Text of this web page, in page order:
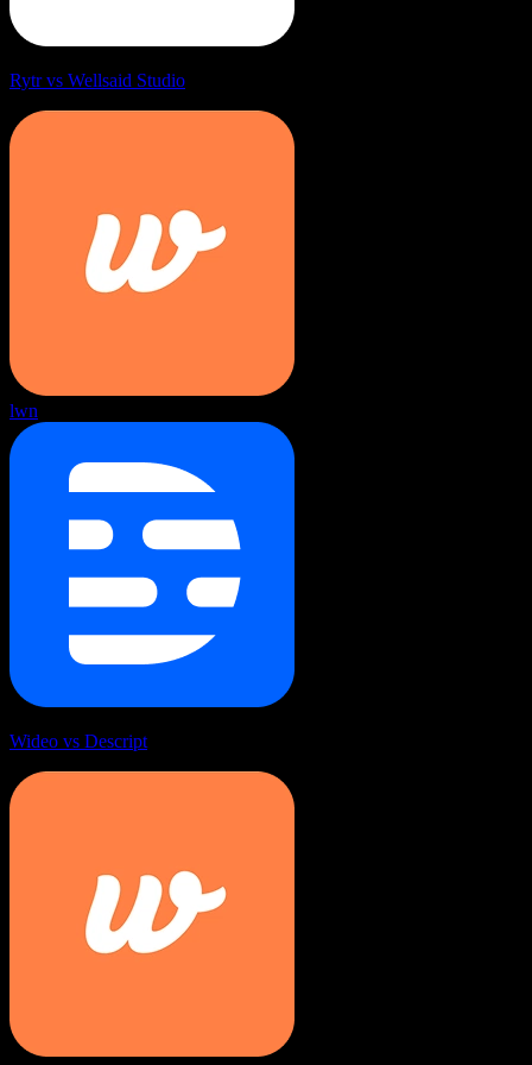
Rytr vs Wellsaid Studio
lwn
Wideo vs Descript